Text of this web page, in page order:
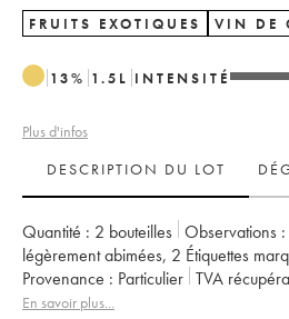
FRUITS EXOTIQUES VIN DE
13% 1.5 L INTENSITÉ
Plus d'infos
DESCRIPTION DU LOT
Quantité : 2 bouteilles Observations :
légèrement abimées, 2 Étiquettes
Provenance : particulier TVA
Région :
Vallée de la Loire
En savoir plus...